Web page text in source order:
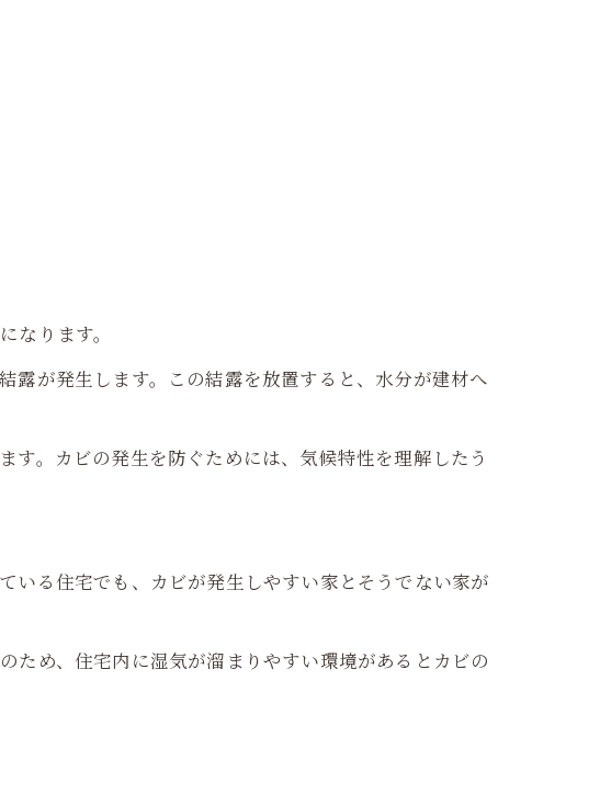
なります。
露が発生します。この結露を放置すると、水分が建材へ
。カビの発生を防ぐためには、気候特性を理解したう
いる住宅でも、カビが発生しやすい家とそうでない家が
ため、住宅内に湿気が溜まりやすい環境があるとカビの